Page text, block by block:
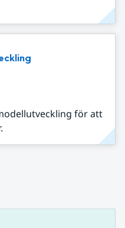
för att